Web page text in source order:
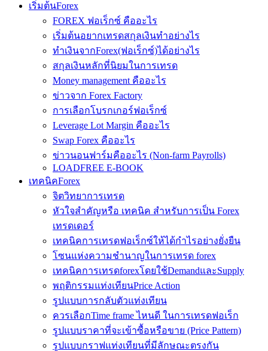
เริ่มต้นForex
FOREX ฟอเร็กซ์ คืออะไร
เริ่มต้นอยากเทรดสกุลเงินทำอย่างไร
ทำเงินจากForex(ฟอเร็กซ์)ได้อย่างไร
สกุลเงินหลักที่นิยมในการเทรด
Money management คืออะไร
ข่าวจาก Forex Factory
การเลือกโบรกเกอร์ฟอเร็กซ์
Leverage Lot Margin คืออะไร
Swap Forex คืออะไร
ข่าวนอนฟาร์มคืออะไร (Non-farm Payrolls)
LOADFREE E-BOOK
เทคนิคForex
จิตวิทยาการเทรด
หัวใจสำคัญหรือ เทคนิค สำหรับการเป็น Forex
เทรดเดอร์
เทคนิคการเทรดฟอเร็กซ์ให้ได้กำไรอย่างยั่งยืน
โซนแห่งความชำนาญในการเทรด forex
เทคนิคการเทรดforexโดยใช้DemandและSupply
พฤติกรรมแท่งเทียนPrice Action
รูปแบบการกลับตัวแท่งเทียน
ควรเลือกTime frame ไหนดี ในการเทรดฟอเร็ก
รูปแบบราคาที่จะเข้าซื้อหรือขาย (Price Pattern)
รูปแบบกราฟแท่งเทียนที่มีลักษณะตรงกัน